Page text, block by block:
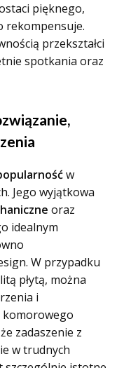
pięknego,
rekompensuje.
przekształci
spotkania oraz
w
Jego wyjątkowa
oraz
idealnym
W przypadku
płytą, można
i
komorowego
zadaszenie z
w trudnych